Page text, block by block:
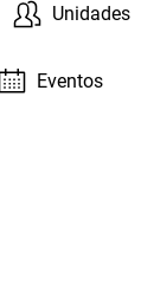
Unidades
Eventos